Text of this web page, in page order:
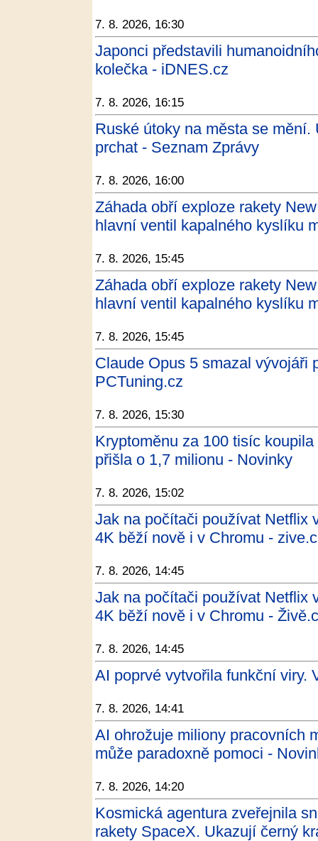
7. 8. 2026, 16:30
Japonci představili
kolečka - iDNES.cz
7. 8. 2026, 16:15
Ruské útoky na města se
prchat - Seznam Zprávy
7. 8. 2026, 16:00
Záhada obří exploze rakety
hlavní ventil kapalného kyslíku
7. 8. 2026, 15:45
Záhada obří exploze rakety
hlavní ventil kapalného kyslíku
7. 8. 2026, 15:45
Claude Opus 5 smazal vývojáři
PCTuning.cz
7. 8. 2026, 15:30
Kryptoměnu za 100 tisíc
přišla o 1,7 milionu - Novinky
7. 8. 2026, 15:02
Jak na počítači používat Netflix
4K běží nově i v Chromu -
7. 8. 2026, 14:45
Jak na počítači používat Netflix
4K běží nově i v Chromu -
7. 8. 2026, 14:45
AI poprvé vytvořila funkční viry.
7. 8. 2026, 14:41
AI ohrožuje miliony pracovních
může paradoxně pomoci -
7. 8. 2026, 14:20
Kosmická agentura zveřejnila
rakety SpaceX. Ukazují černý